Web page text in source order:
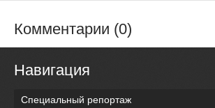
Комментарии (0)
Навигация
Специальный репортаж